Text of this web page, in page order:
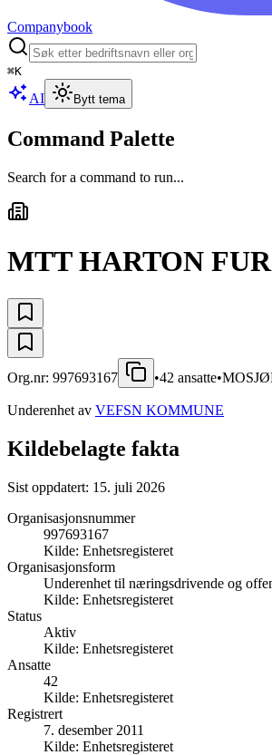
Companybook
⌘K
AI Bytt tema
Command Palette
Search for a command to run...
MTT HARTON
Org.nr: 997693167 •42 ansatte•
Underenhet av VEFSN KOMMUNE
Kildebelagte fakta
Sist oppdatert: 15. juli 2026
Organisasjonsnummer
997693167
Kilde: Enhetsregisteret
Organisasjonsform
Underenhet til næringsdrivende og
Kilde: Enhetsregisteret
Status
Aktiv
Kilde: Enhetsregisteret
Ansatte
42
Kilde: Enhetsregisteret
Registrert
7. desember 2011
Kilde: Enhetsregisteret